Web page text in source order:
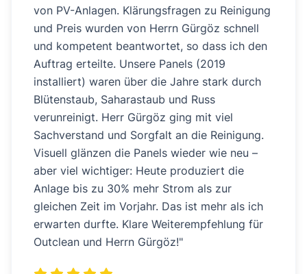
von PV-Anlagen. Klärungsfragen zu Reinigung
und Preis wurden von Herrn Gürgöz schnell
und kompetent beantwortet, so dass ich den
Auftrag erteilte. Unsere Panels (2019
installiert) waren über die Jahre stark durch
Blütenstaub, Saharastaub und Russ
verunreinigt. Herr Gürgöz ging mit viel
Sachverstand und Sorgfalt an die Reinigung.
Visuell glänzen die Panels wieder wie neu –
aber viel wichtiger: Heute produziert die
Anlage bis zu 30% mehr Strom als zur
gleichen Zeit im Vorjahr. Das ist mehr als ich
erwarten durfte. Klare Weiterempfehlung für
Outclean und Herrn Gürgöz!"